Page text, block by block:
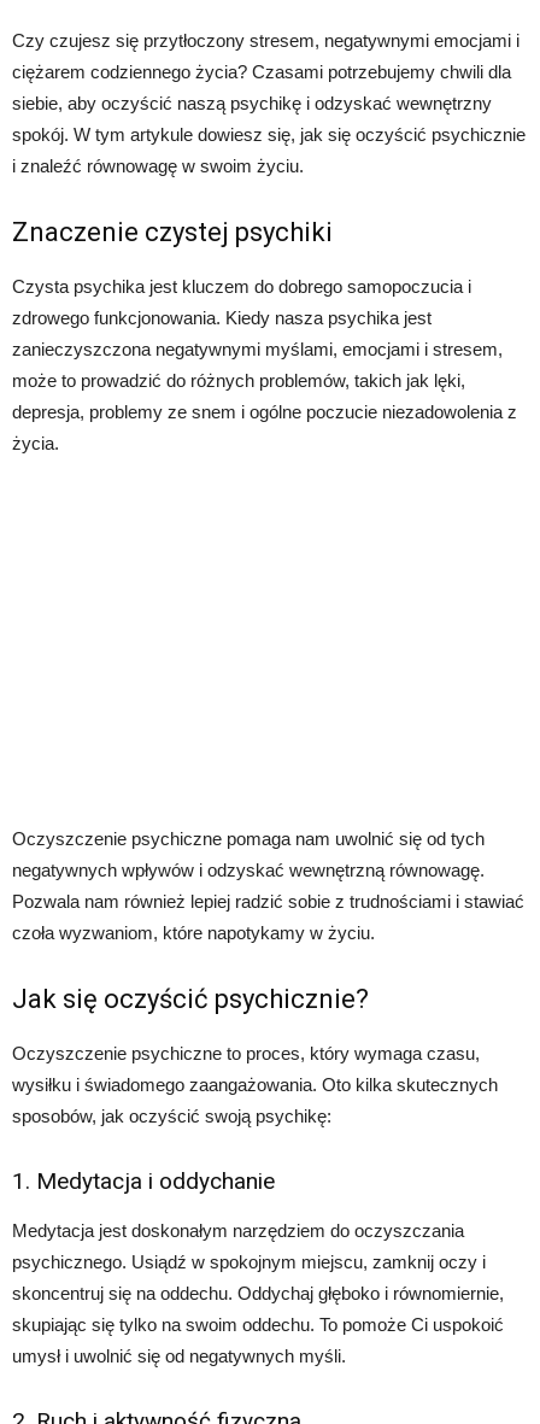
Czy czujesz się przytłoczony stresem, negatywnymi emocjami i
ciężarem codziennego życia? Czasami potrzebujemy chwili dla
siebie, aby oczyścić naszą psychikę i odzyskać wewnętrzny
spokój. W tym artykule dowiesz się, jak się oczyścić psychicznie
i znaleźć równowagę w swoim życiu.
Znaczenie czystej psychiki
Czysta psychika jest kluczem do dobrego samopoczucia i
zdrowego funkcjonowania. Kiedy nasza psychika jest
zanieczyszczona negatywnymi myślami, emocjami i stresem,
może to prowadzić do różnych problemów, takich jak lęki,
depresja, problemy ze snem i ogólne poczucie niezadowolenia z
życia.
Oczyszczenie psychiczne pomaga nam uwolnić się od tych
negatywnych wpływów i odzyskać wewnętrzną równowagę.
Pozwala nam również lepiej radzić sobie z trudnościami i stawiać
czoła wyzwaniom, które napotykamy w życiu.
Jak się oczyścić psychicznie?
Oczyszczenie psychiczne to proces, który wymaga czasu,
wysiłku i świadomego zaangażowania. Oto kilka skutecznych
sposobów, jak oczyścić swoją psychikę:
1. Medytacja i oddychanie
Medytacja jest doskonałym narzędziem do oczyszczania
psychicznego. Usiądź w spokojnym miejscu, zamknij oczy i
skoncentruj się na oddechu. Oddychaj głęboko i równomiernie,
skupiając się tylko na swoim oddechu. To pomoże Ci uspokoić
umysł i uwolnić się od negatywnych myśli.